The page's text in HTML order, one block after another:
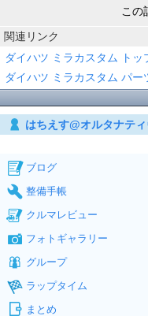
この
関連リンク
ダイハツ ミラカスタム トッ
ダイハツ ミラカスタム パー
はちえす@オルタナテ
ブログ
整備手帳
クルマレビュー
フォトギャラリー
グループ
ラップタイム
まとめ